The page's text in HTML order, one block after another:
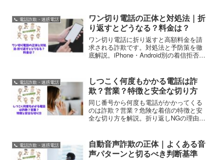
📞 電話詐欺・迷惑電話
ワン切り電話の正体と対処法｜折
り返すとどうなる？料金は？
ワン切り電話に折り返すと高額料金を請
求される詐欺です。対処法と予防策を徹
底解説。iPhone・Android別の着信拒否設
📞 電話詐欺・迷惑電話
しつこく何度もかかる電話は詐
欺？営業？特徴と安全な切り方
同じ番号から何度も電話がかかってくる
のは詐欺？営業？危険な着信の特徴と安
全な切り方を解説。折り返しNGの理由、
📞 電話詐欺・迷惑電話
自動音声詐欺の正体｜よくある音
声パターンと切るべき判断基準